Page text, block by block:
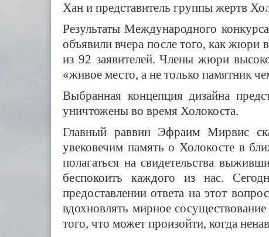
Хан и представитель группы жертв
Результаты Международного
объявили вчера после того, как жюри
из 92 заявителей. Члены жюри
«живое место, а не только памятник
Выбранная концепция дизайна
уничтожены во время Холокоста.
Главный раввин Эфраим Мирвис
увековечим память о Холокосте в
полагаться на свидетельства
беспокоить каждого из нас.
предоставлении ответа на этот
вдохновлять мирное
того, что может произойти, когда